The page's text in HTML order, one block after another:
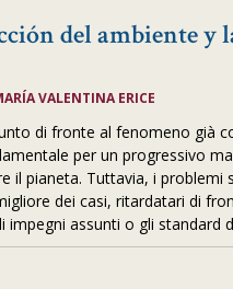
del ambiente y
VALENTINA ERICE
di fronte al fenomeno già
per un progressivo
il pianeta. Tuttavia, i problemi
dei casi, ritardatari di
impegni assunti o gli standard